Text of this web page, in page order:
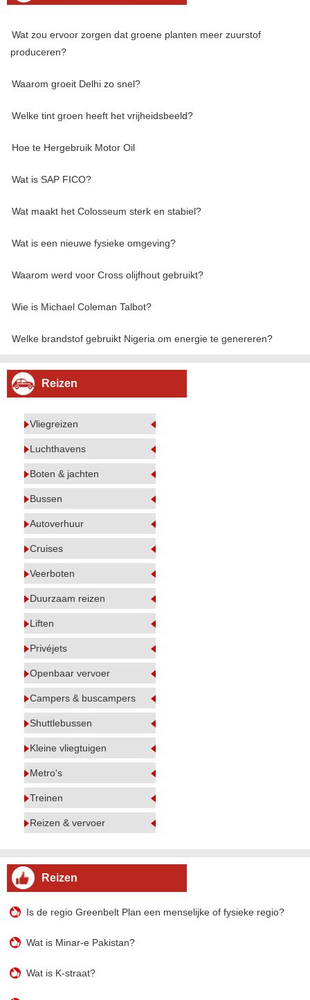
Wat zou ervoor zorgen dat groene planten meer zuurstof
produceren?
Waarom groeit Delhi zo snel?
Welke tint groen heeft het vrijheidsbeeld?
Hoe te Hergebruik Motor Oil
Wat is SAP FICO?
Wat maakt het Colosseum sterk en stabiel?
Wat is een nieuwe fysieke omgeving?
Waarom werd voor Cross olijfhout gebruikt?
Wie is Michael Coleman Talbot?
Welke brandstof gebruikt Nigeria om energie te genereren?
Reizen
Vliegreizen
Luchthavens
Boten & jachten
Bussen
Autoverhuur
Cruises
Veerboten
Duurzaam reizen
Liften
Privéjets
Openbaar vervoer
Campers & buscampers
Shuttlebussen
Kleine vliegtuigen
Metro's
Treinen
Reizen & vervoer
Reizen
Is de regio Greenbelt Plan een menselijke of fysieke regio?
Wat is Minar-e Pakistan?
Wat is K-straat?